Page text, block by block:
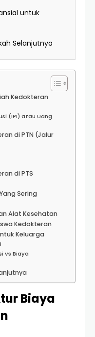
untuk
Selanjutnya
Kedokteran
(IPI) atau Uang
di PTN (Jalur
di PTS
Sering
Alat Kesehatan
Kedokteran
Keluarga
vs Biaya
Biaya